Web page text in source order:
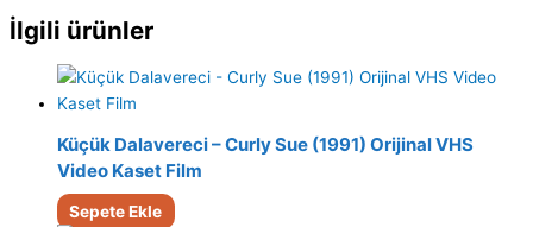
İlgili ürünler
Küçük Dalavereci – Curly Sue (1991) Orijinal VHS
Video Kaset Film
Sepete Ekle